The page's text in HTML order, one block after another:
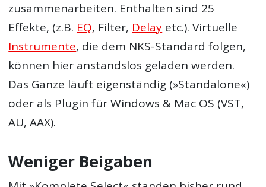
zusammenarbeiten. Enthalten sind 25
Effekte, (z.B. EQ, Filter, Delay etc.). Virtuelle
Instrumente, die dem NKS-Standard folgen,
können hier anstandslos geladen werden.
Das Ganze läuft eigenständig (»Standalone«)
oder als Plugin für Windows & Mac OS (VST,
AU, AAX).
Weniger Beigaben